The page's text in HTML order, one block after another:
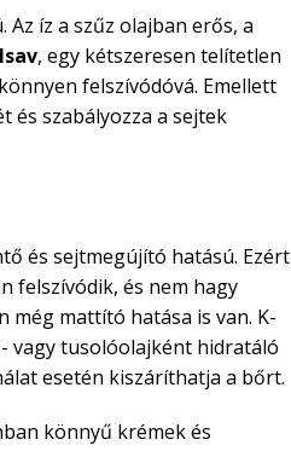
íz a szűz olajban erős, a
, egy kétszeresen telítetlen
felszívódóvá. Emellett
és szabályozza a sejtek
és sejtmegújító hatású. Ezért
felszívódik, és nem hagy
még mattító hatása is van. K-
vagy tusolóolajként hidratáló
esetén kiszáríthatja a bőrt.
könnyű krémek és